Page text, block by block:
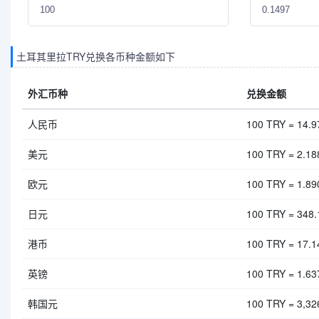
土耳其里拉TRY兑换各币种金额如下
外汇币种 兑换金额
人民币 100 TRY =
美元 100 TRY =
欧元 100 TRY =
日元 100 TRY =
港币 100 TRY =
英镑 100 TRY =
韩国元 100 TRY =